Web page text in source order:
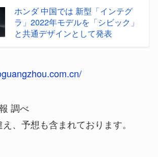
ホンダ 中国では 新型「インテグ
ラ」2022年モデルを「シビック」
と共通デザインとして発表
調べ
、予想も含まれております。